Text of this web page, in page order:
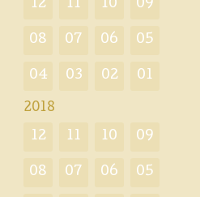
12 11 10 09
08 07 06 05
04 03 02 01
2018
12 11 10 09
08 07 06 05